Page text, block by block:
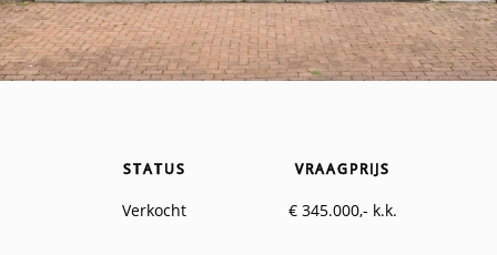
STATUS
Verkocht
VRAAGPRIJS
€ 345.000,- k.k.